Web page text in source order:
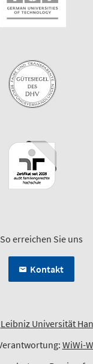
So erreichen Sie uns
Kontakt
Leibniz Universität
WiWi-